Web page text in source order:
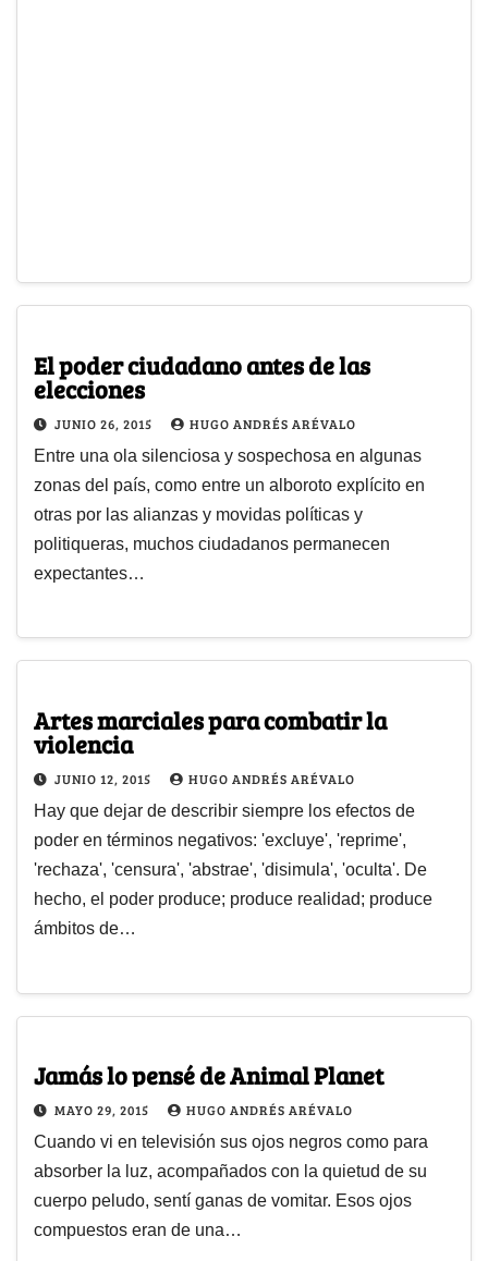
El poder ciudadano antes de las
elecciones
JUNIO 26, 2015 HUGO ANDRÉS ARÉVALO
Entre una ola silenciosa y sospechosa en algunas
zonas del país, como entre un alboroto explícito en
otras por las alianzas y movidas políticas y
politiqueras, muchos ciudadanos permanecen
expectantes…
Artes marciales para combatir la
violencia
JUNIO 12, 2015 HUGO ANDRÉS ARÉVALO
Hay que dejar de describir siempre los efectos de
poder en términos negativos: 'excluye', 'reprime',
'rechaza', 'censura', 'abstrae', 'disimula', 'oculta'. De
hecho, el poder produce; produce realidad; produce
ámbitos de…
Jamás lo pensé de Animal Planet
MAYO 29, 2015 HUGO ANDRÉS ARÉVALO
Cuando vi en televisión sus ojos negros como para
absorber la luz, acompañados con la quietud de su
cuerpo peludo, sentí ganas de vomitar. Esos ojos
compuestos eran de una…